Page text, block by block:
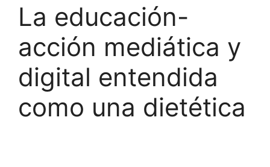
La educación-
acción mediática y
digital entendida
como una dietética